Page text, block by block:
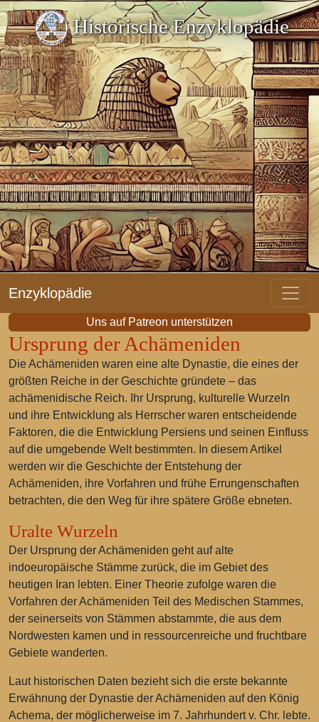
Historische Enzyklopädie
Enzyklopädie
Uns auf Patreon unterstützen
Ursprung der Achämeniden
Die Achämeniden waren eine alte Dynastie, die eines der
größten Reiche in der Geschichte gründete – das
achämenidische Reich. Ihr Ursprung, kulturelle Wurzeln
und ihre Entwicklung als Herrscher waren entscheidende
Faktoren, die die Entwicklung Persiens und seinen Einfluss
auf die umgebende Welt bestimmten. In diesem Artikel
werden wir die Geschichte der Entstehung der
Achämeniden, ihre Vorfahren und frühe Errungenschaften
betrachten, die den Weg für ihre spätere Größe ebneten.
Uralte Wurzeln
Der Ursprung der Achämeniden geht auf alte
indoeuropäische Stämme zurück, die im Gebiet des
heutigen Iran lebten. Einer Theorie zufolge waren die
Vorfahren der Achämeniden Teil des Medischen Stammes,
der seinerseits von Stämmen abstammte, die aus dem
Nordwesten kamen und in ressourcenreiche und fruchtbare
Gebiete wanderten.
Laut historischen Daten bezieht sich die erste bekannte
Erwähnung der Dynastie der Achämeniden auf den König
Achema, der möglicherweise im 7. Jahrhundert v. Chr. lebte.